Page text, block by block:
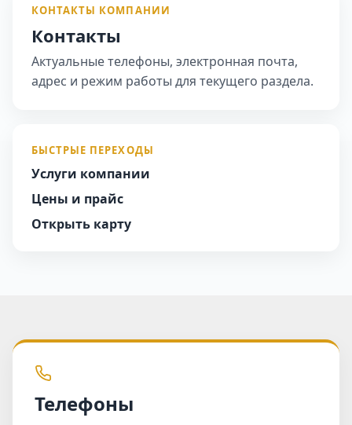
КОНТАКТЫ КОМПАНИИ
Контакты
Актуальные телефоны, электронная почта,
адрес и режим работы для текущего раздела.
БЫСТРЫЕ ПЕРЕХОДЫ
Услуги компании
Цены и прайс
Открыть карту
Телефоны